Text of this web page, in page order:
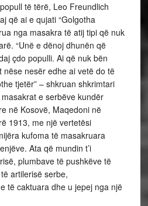
të tërë, Leo Freundlich
që ai e qujati “Golgotha
nga masakra të atij tipi që nuk
“Unë e dënoj dhunën që
çdo populli. Ai që nuk bën
nëse nesër edhe ai vetë do të
tjetër” – shkruan shkrimtari
e serbëve kundër
në Kosovë, Maqedoni në
1913, me një vertetësi
kufoma të masakruara
Ata që mundin t’i
plumbave të pushkëve të
artilerisë serbe,
të caktuara dhe u jepej nga një